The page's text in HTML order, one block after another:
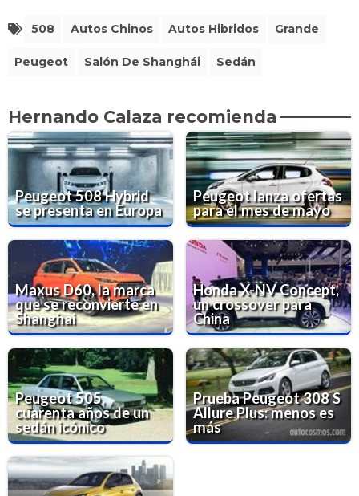
508 Autos Chinos Autos Hibridos Grande
Peugeot Salón De Shanghái Sedán
Hernando Calaza recomienda
Peugeot 508 Hybrid
se presenta en Europa
Peugeot lanza ofertas
para el mes de mayo
Maxus D60, la marca
que se reconvierte en
Shanghai
Honda X-NV Concept,
un crossover para
China
Peugeot 505,
cuarenta años de un
sedán icónico
Prueba Peugeot 308 S
Allure Plus: menos es
más